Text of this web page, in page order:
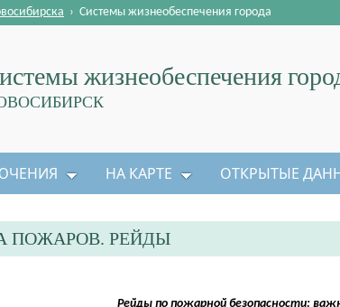
жизнеобеспечения
› Системы жизнеобеспечения города
НА КАРТЕ ОТКРЫТЫЕ
ПОЖАРОВ. РЕЙДЫ
Рейды по пожарной безопасности: